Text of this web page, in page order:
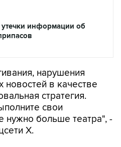
информации об
нарушения
стратегия.
свои
нужно больше театра", -
X.
в последние недели то